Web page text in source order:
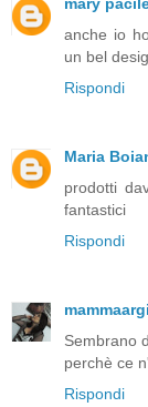
anche io
un bel
Rispondi
Maria
prodotti
fantastici
Rispondi
mammaargi
Sembrano
perchè ce
Rispondi